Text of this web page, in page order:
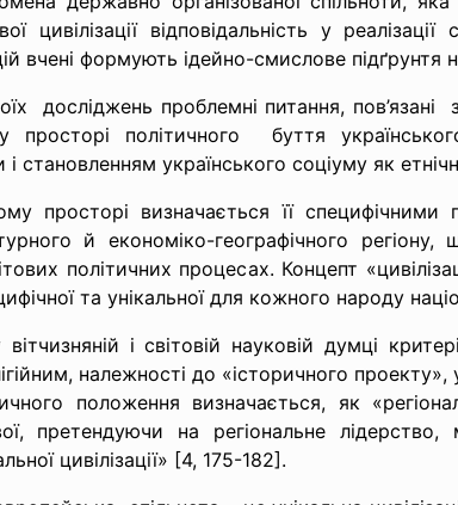
цивілізації відповідальність у
формують ідейно-смислове підґрунтя
досліджень проблемні питання, пов’язані
у просторі політичного буття
і становленням українського соціуму як
просторі визначається її
й економіко-географічного
політичних процесах. Концепт
та унікальної для кожного народу
і світовій науковій думці
належності до «історичного проекту»,
положення визначається, як
претендуючи на регіональне
цивілізації» [4, 175-182].